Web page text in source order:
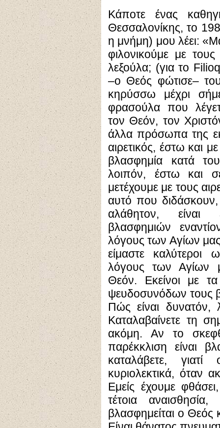
Κάποτε ένας
Θεσσαλονίκης, το
η μνήμη) μου λέει:
φιλονικούμε με τους
λεξούλα; (για το
–ο Θεός φώτισε–
κηρύσσω μέχρι
φρασούλα που
τον Θεόν, τον
άλλα πρόσωπα της
αιρετικός, έστω και
βλασφημία κατά
λοιπόν, έστω και
μετέχουμε με τους
αυτό που
αλάθητον, είναι
βλασφημιών
λόγους των Αγίων μας,
είμαστε
λόγους των Αγίων
Θεόν. Εκείνοι με
ψευδοσυνόδων τους
Πώς είναι δυνατόν,
Καταλαβαίνετε τη
ακόμη. Αν το
παρέκκλιση είναι
καταλάβετε,
κυριολεκτικά, όταν
Εμείς έχουμε
τέτοια
βλασφημείται ο Θεός